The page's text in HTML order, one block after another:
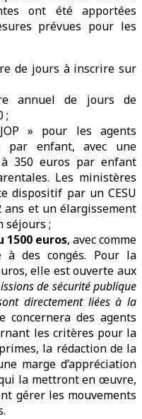
ont été apportées
prévues pour les
de jours à inscrire sur
annuel de jours de
;
» pour les agents
par enfant, avec une
350 euros par enfant
Les ministères
dispositif par un CESU
ans et un élargissement
séjours ;
1500 euros, avec comme
à des congés. Pour la
elle est ouverte aux
de sécurité publique
directement liées à la
des agents
les critères pour la
la rédaction de la
marge d’appréciation
la mettront en œuvre,
gérer les mouvements